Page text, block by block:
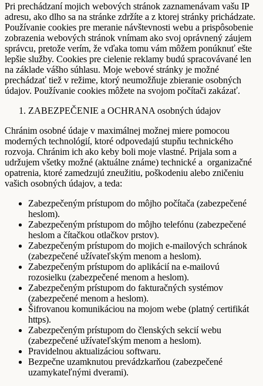
Pri prechádzaní mojich webových stránok zaznamenávam vašu IP
adresu, ako dlho sa na stránke zdržíte a z ktorej stránky prichádzate.
Používanie cookies pre meranie návštevnosti webu a prispôsobenie
zobrazenia webových stránok vnímam ako svoj oprávnený záujem
správcu, pretože verím, že vďaka tomu vám môžem ponúknuť ešte
lepšie služby. Cookies pre cielenie reklamy budú spracovávané len
na základe vášho súhlasu. Moje webové stránky je možné
prechádzať tiež v režime, ktorý neumožňuje zbieranie osobných
údajov. Používanie cookies môžete na svojom počítači zakázať.
ZABEZPEČENIE a OCHRANA osobných údajov
Chránim osobné údaje v maximálnej možnej miere pomocou
moderných technológií, ktoré odpovedajú stupňu technického
rozvoja. Chránim ich ako keby boli moje vlastné. Prijala som a
udržujem všetky možné (aktuálne známe) technické a organizačné
opatrenia, ktoré zamedzujú zneužitiu, poškodeniu alebo zničeniu
vašich osobných údajov, a teda:
Zabezpečeným prístupom do môjho počítača (zabezpečené
heslom).
Zabezpečeným prístupom do môjho telefónu (zabezpečené
heslom a čítačkou otlačkov prstov).
Zabezpečeným prístupom do mojich e-mailových schránok
(zabezpečené užívateľským menom a heslom).
Zabezpečeným prístupom do aplikácií na e-mailovú
rozosielku (zabezpečené menom a heslom).
Zabezpečeným prístupom do fakturačných systémov
(zabezpečené menom a heslom).
Šifrovanou komunikáciou na mojom webe (platný certifikát
https).
Zabezpečeným prístupom do členských sekcií webu
(zabezpečené užívateľským menom a heslom).
Pravidelnou aktualizáciou softwaru.
Bezpečne uzamknutou prevádzkarňou (zabezpečené
uzamykateľnými dverami).